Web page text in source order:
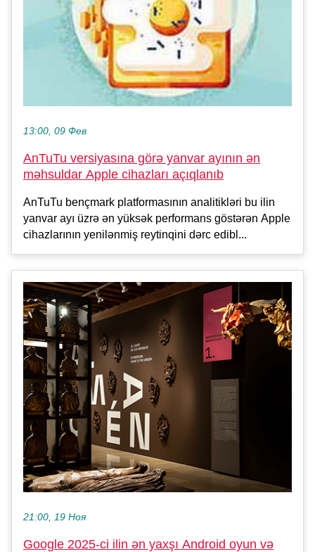
13:00, 09 Фев
AnTuTu versiyasına görə yanvar ayının ən
məhsuldar Apple cihazları açıqlanıb
AnTuTu bençmark platformasının analitikləri bu ilin
yanvar ayı üzrə ən yüksək performans göstərən Apple
cihazlarının yenilənmiş reytinqini dərc edibl...
21:00, 19 Ноя
Google 2025-ci ilin ən yaxşı Android oyun və